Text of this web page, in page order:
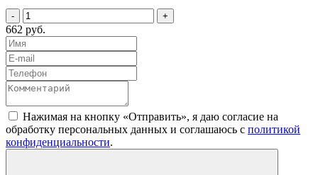
- +
662 руб.
Нажимая на кнопку «Отправить», я даю согласие на
обработку персональных данных и соглашаюсь c политикой
конфиденциальности.